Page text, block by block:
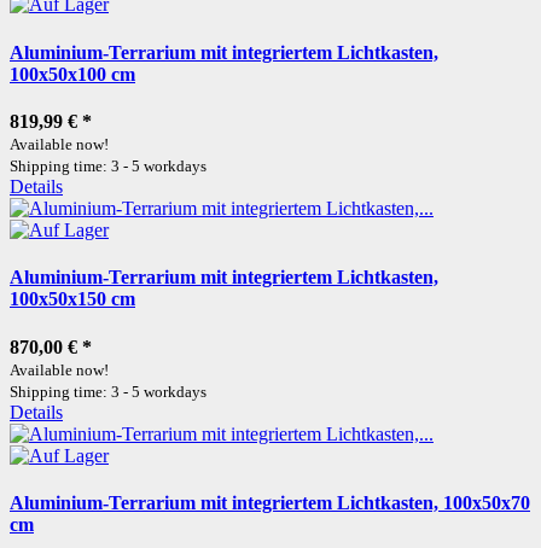
Aluminium-Terrarium mit integriertem Lichtkasten,
100x50x100 cm
819,99 € *
Available now!
Shipping time: 3 - 5 workdays
Details
Aluminium-Terrarium mit integriertem Lichtkasten,
100x50x150 cm
870,00 € *
Available now!
Shipping time: 3 - 5 workdays
Details
Aluminium-Terrarium mit integriertem Lichtkasten, 100x50x70
cm